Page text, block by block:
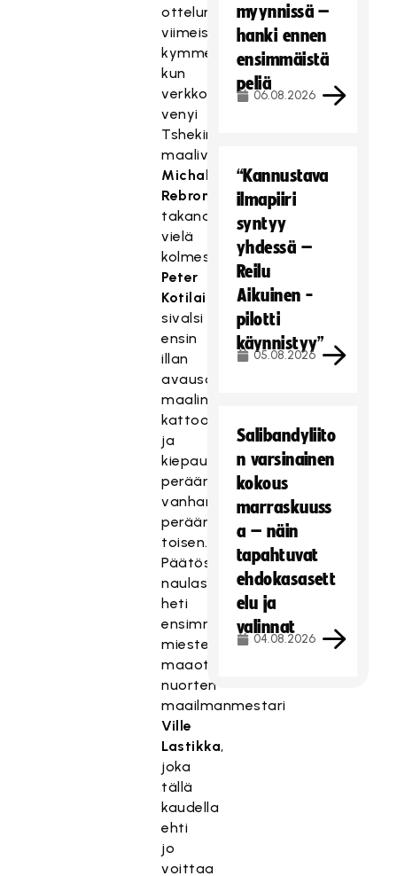
ottelun
viimeisellä
kymmenminuuttisella,
kun
verkko
venyi
Tshekin
maalivahti
Michal
Rebron
takana
vielä
kolmesti.
Peter
Kotilainen
sivalsi
ensin
illan
avausosumansa
maalin
kattoon
ja
kiepautti
perään
vanhanaikaisella
perään
toisen.
Päätösnumerot
naulasi
heti
ensimmäisessä
miesten
maaottelussaan
nuorten
maailmanmestari
Ville
Lastikka,
joka
tällä
kaudella
ehti
jo
voittaa
myynnissä –
hanki ennen
ensimmäistä
peliä
06.08.2026
“Kannustava
ilmapiiri
syntyy
yhdessä –
Reilu
Aikuinen -
pilotti
käynnistyy”
05.08.2026
Salibandyliito
n varsinainen
kokous
marraskuuss
a – näin
tapahtuvat
ehdokasasett
elu ja
valinnat
04.08.2026